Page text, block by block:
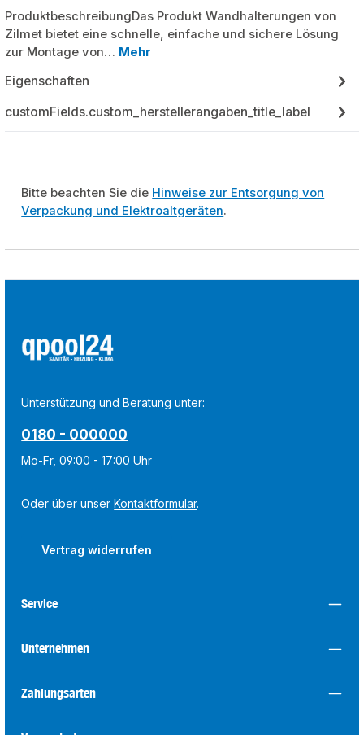
ProduktbeschreibungDas Produkt Wandhalterungen von
Zilmet bietet eine schnelle, einfache und sichere Lösung
zur Montage von… Mehr
Eigenschaften
customFields.custom_herstellerangaben_title_label
Bitte beachten Sie die Hinweise zur Entsorgung von
Verpackung und Elektroaltgeräten.
Unterstützung und Beratung unter:
0180 - 000000
Mo-Fr, 09:00 - 17:00 Uhr
Oder über unserKontaktformular.
Vertrag widerrufen
Service
Unternehmen
Zahlungsarten